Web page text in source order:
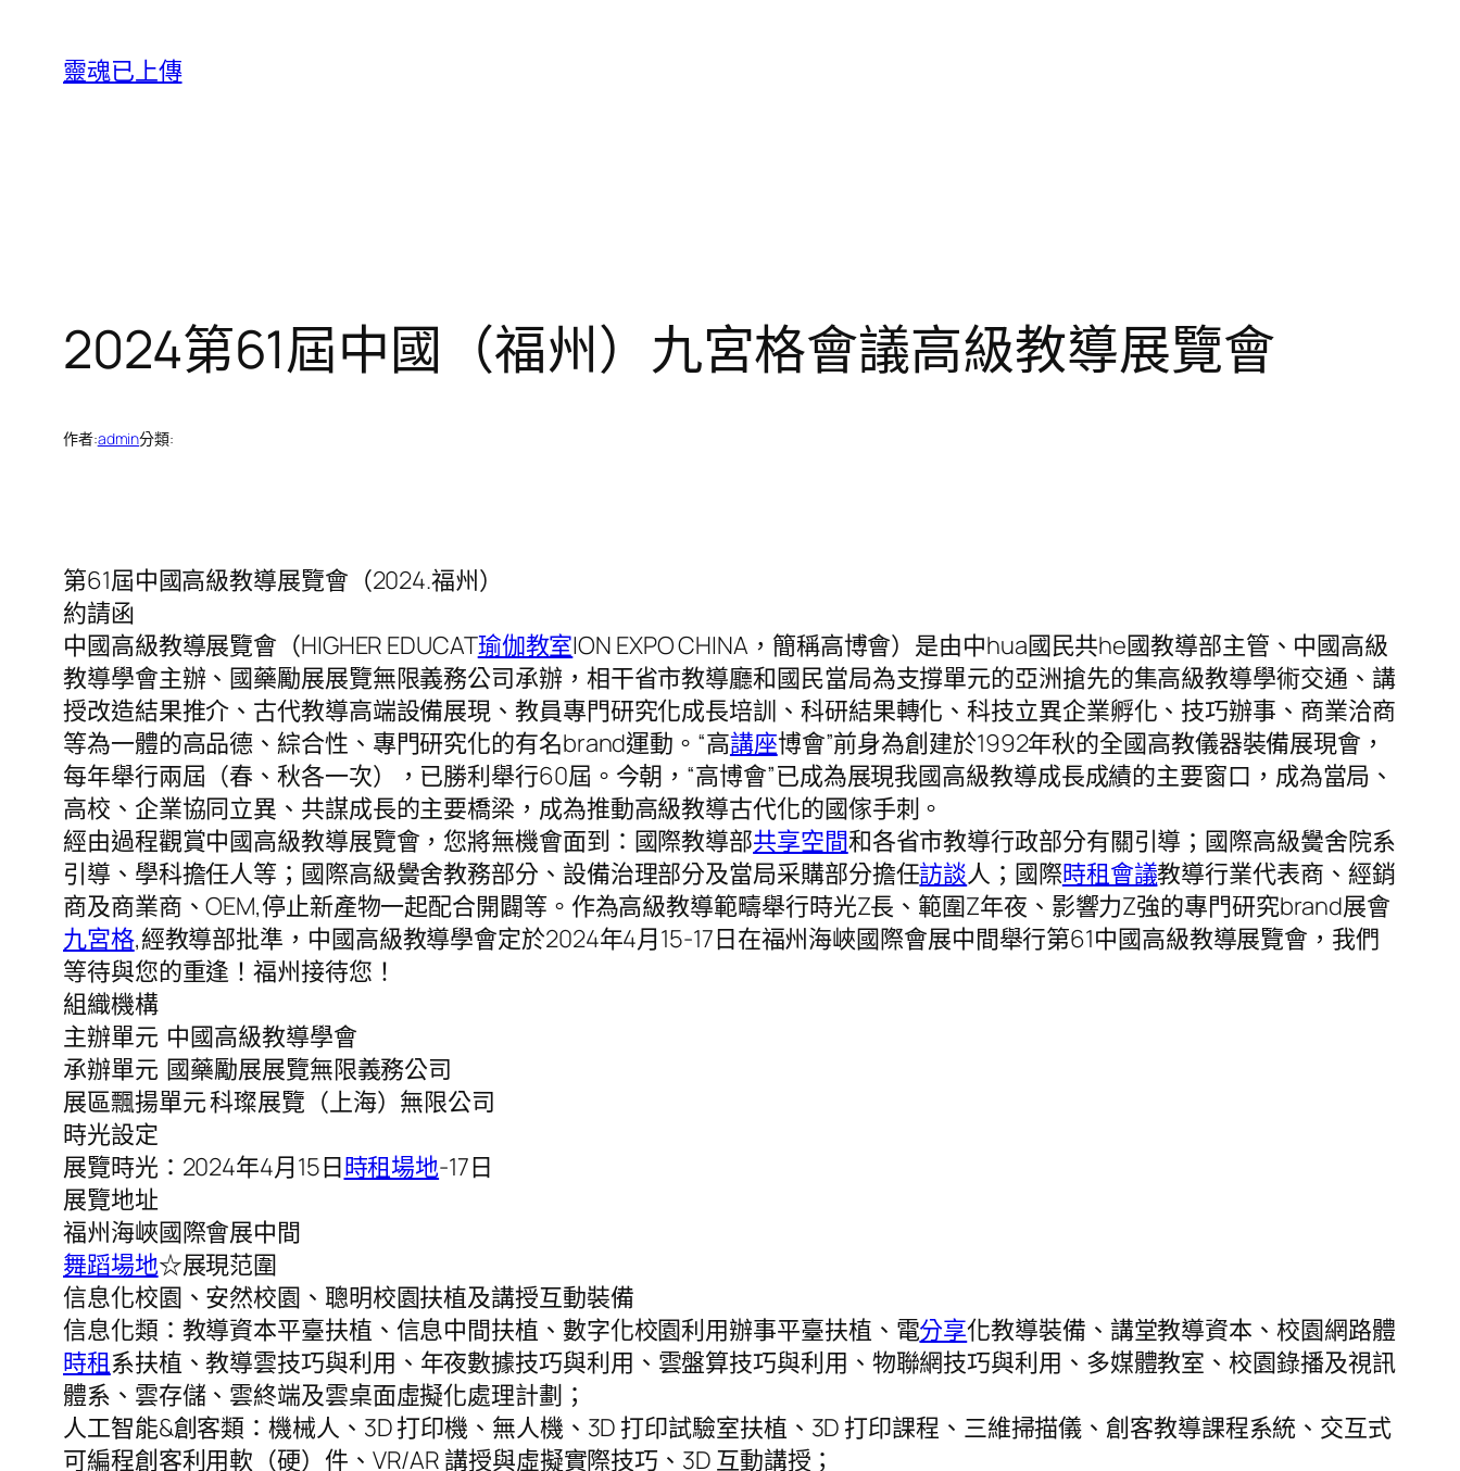
靈魂已上傳
2024第61屆中國（福州）九宮格會議高級教導展覽會
作者:admin分類:
第61屆中國高級教導展覽會（2024.福州）
約請函
中國高級教導展覽會（HIGHER EDUCAT瑜伽教室ION EXPO CHINA，簡稱高博會）是由中hua國民共he國教導部主管、中國高級
教導學會主辦、國藥勵展展覽無限義務公司承辦，相干省市教導廳和國民當局為支撐單元的亞洲搶先的集高級教導學術交通、講
授改造結果推介、古代教導高端設備展現、教員專門研究化成長培訓、科研結果轉化、科技立異企業孵化、技巧辦事、商業洽商
等為一體的高品德、綜合性、專門研究化的有名brand運動。“高講座博會”前身為創建於1992年秋的全國高教儀器裝備展現會，
每年舉行兩屆（春、秋各一次），已勝利舉行60屆。今朝，“高博會”已成為展現我國高級教導成長成績的主要窗口，成為當局、
高校、企業協同立異、共謀成長的主要橋梁，成為推動高級教導古代化的國傢手刺。
經由過程觀賞中國高級教導展覽會，您將無機會面到：國際教導部共享空間和各省市教導行政部分有關引導；國際高級黌舍院系
引導、學科擔任人等；國際高級黌舍教務部分、設備治理部分及當局采購部分擔任訪談人；國際時租會議教導行業代表商、經銷
商及商業商、OEM,停止新產物一起配合開闢等。作為高級教導範疇舉行時光Z長、範圍Z年夜、影響力Z強的專門研究brand展會
九宮格,經教導部批準，中國高級教導學會定於2024年4月15-17日在福州海峽國際會展中間舉行第61中國高級教導展覽會，我們
等待與您的重逢！福州接待您！
組織機構
主辦單元 中國高級教導學會
承辦單元 國藥勵展展覽無限義務公司
展區飄揚單元 科璨展覽（上海）無限公司
時光設定
展覽時光：2024年4月15日時租場地-17日
展覽地址
福州海峽國際會展中間
舞蹈場地☆展現范圍
信息化校園、安然校園、聰明校園扶植及講授互動裝備
信息化類：教導資本平臺扶植、信息中間扶植、數字化校園利用辦事平臺扶植、電分享化教導裝備、講堂教導資本、校園網路體
時租系扶植、教導雲技巧與利用、年夜數據技巧與利用、雲盤算技巧與利用、物聯網技巧與利用、多媒體教室、校園錄播及視訊
體系、雲存儲、雲終端及雲桌面虛擬化處理計劃；
人工智能&創客類：機械人、3D 打印機、無人機、3D 打印試驗室扶植、3D 打印課程、三維掃描儀、創客教導課程系統、交互式
可編程創客利用軟（硬）件、VR/AR 講授與虛擬實際技巧、3D 互動講授；